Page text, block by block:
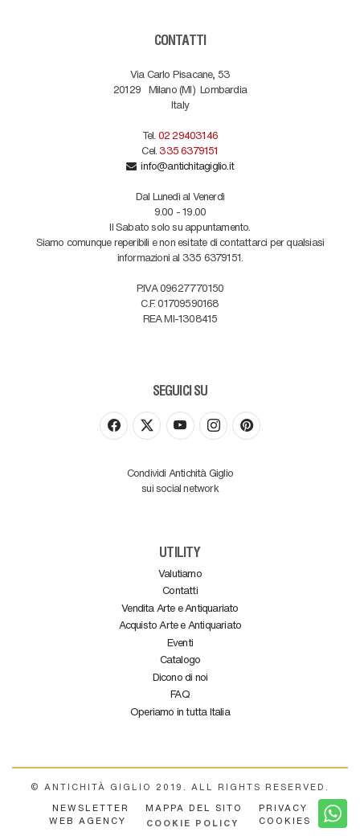
CONTATTI
Via Carlo Pisacane, 53
20129 Milano (MI) Lombardia
Italy
Tel. 02 29403146
Cel. 335 6379151
info@antichitagiglio.it
Dal Lunedì al Venerdì
9.00 - 19.00
Il Sabato solo su appuntamento.
Siamo comunque reperibili e non esitate di contattarci per qualsiasi
informazioni al 335 6379151.
P.IVA 09627770150
C.F. 01709590168
REA MI-1308415
SEGUICI SU
Condividi Antichità Giglio
sui social network
UTILITY
Valutiamo
Contatti
Vendita Arte e Antiquariato
Acquisto Arte e Antiquariato
Eventi
Catalogo
Dicono di noi
FAQ
Operiamo in tutta Italia
© ANTICHITÀ GIGLIO 2019. ALL RIGHTS RESERVED.
NEWSLETTER
MAPPA DEL SITO
PRIVACY
WEB AGENCY
COOKIE POLICY COOKIES